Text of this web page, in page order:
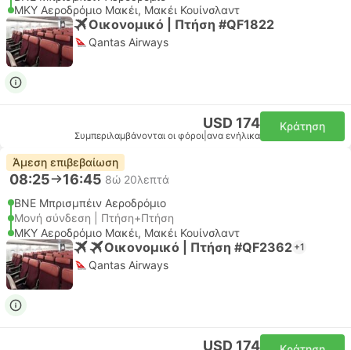
MKY Αεροδρόμιο Μακέι, Μακέι Κουίνσλαντ
Οικονομικό | Πτήση #QF1822
Qantas Airways
USD 174
Συμπεριλαμβάνονται οι φόροι ανα ενήλικα
Κράτηση
Άμεση επιβεβαίωση
08:25 16:45 8ώ 20λεπτά
BNE Μπρισμπέιν Αεροδρόμιο
Μονή σύνδεση | Πτήση+Πτήση
MKY Αεροδρόμιο Μακέι, Μακέι Κουίνσλαντ
Οικονομικό | Πτήση #QF2362 +1
Qantas Airways
USD 174